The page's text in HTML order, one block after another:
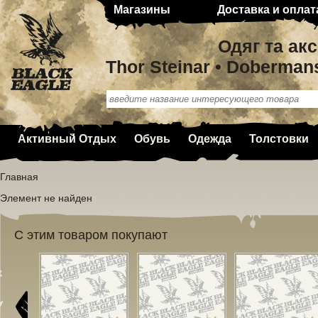
Магазины Доставка и
Одяг та
Thor Steinar •
Активный Отдых Обувь Одежда Толстовки
Главная
Элемент не найден
С этим товаром покупают